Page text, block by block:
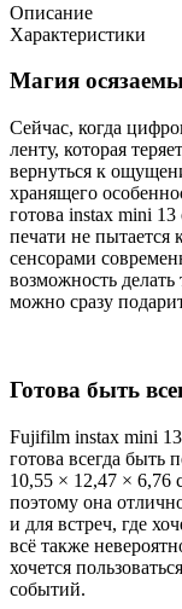
Описание
Характеристики
Магия
Сейчас, когда
ленту, которая
вернуться к
хранящего
готова instax mini
печати не пытается
сенсорами
возможность
можно сразу
Готова быть
Fujifilm instax mini
готова всегда быть
10,55 × 12,47 × 6,76
поэтому она
и для встреч, где
всё также
хочется
событий.